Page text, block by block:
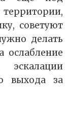
территории,
советуют
делать
ослабление
выхода за